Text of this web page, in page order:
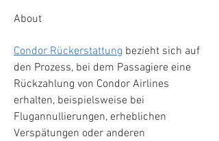
About
Condor Rückerstattung bezieht sich auf
den Prozess, bei dem Passagiere eine
Rückzahlung von Condor Airlines
erhalten, beispielsweise bei
Flugannullierungen, erheblichen
Verspätungen oder anderen